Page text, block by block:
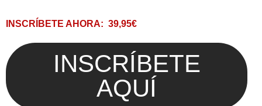
INSCRÍBETE AHORA: 39,95€
INSCRÍBETE
AQUÍ